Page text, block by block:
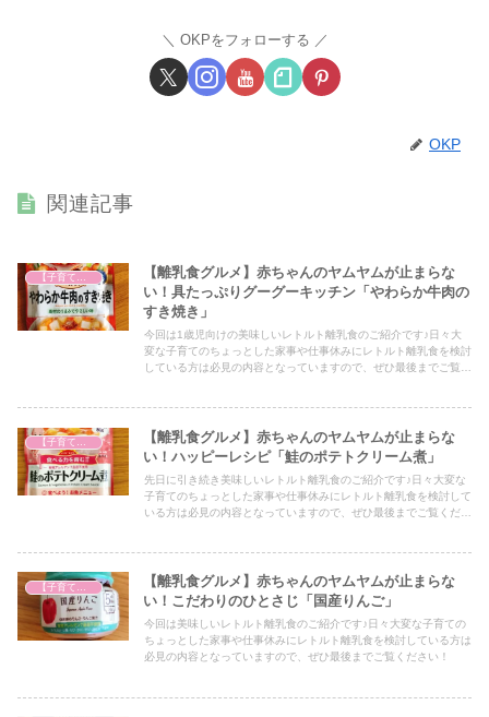
OKPをフォローする
OKP
関連記事
【離乳食グルメ】赤ちゃんのヤムヤムが止まらな
い！具たっぷりグーグーキッチン「やわらか牛肉の
すき焼き」
今回は1歳児向けの美味しいレトルト離乳食のご紹介です♪日々大
変な子育てのちょっとした家事や仕事休みにレトルト離乳食を検討
している方は必見の内容となっていますので、ぜひ最後までご覧く
【離乳食グルメ】赤ちゃんのヤムヤムが止まらな
い！ハッピーレシピ「鮭のポテトクリーム煮」
先日に引き続き美味しいレトルト離乳食のご紹介です♪日々大変な
子育てのちょっとした家事や仕事休みにレトルト離乳食を検討して
いる方は必見の内容となっていますので、ぜひ最後までご覧くださ
【離乳食グルメ】赤ちゃんのヤムヤムが止まらな
い！こだわりのひとさじ「国産りんご」
今回は美味しいレトルト離乳食のご紹介です♪日々大変な子育ての
ちょっとした家事や仕事休みにレトルト離乳食を検討している方は
必見の内容となっていますので、ぜひ最後までご覧ください！